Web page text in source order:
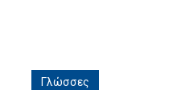
Γλώσσες